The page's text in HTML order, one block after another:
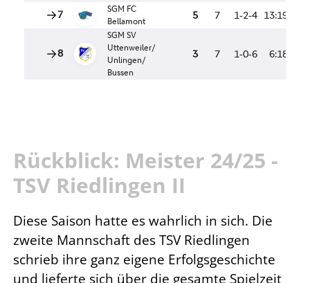
Rückblick: Meister 24/25 -
TSV Riedlingen II
Diese Saison hatte es wahrlich in sich. Die
zweite Mannschaft des TSV Riedlingen
schrieb ihre ganz eigene Erfolgsgeschichte
und lieferte sich über die gesamte Spielzeit